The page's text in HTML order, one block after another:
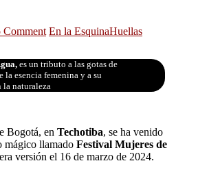
Comment En la EsquinaHuellas
es un tributo a las gotas de
la esencia femenina y a su
naturaleza
Bogotá, en Techotiba, se ha venido
mágico llamado Festival Mujeres de
versión el 16 de marzo de 2024.